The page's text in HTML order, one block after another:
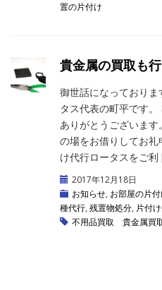
置の片付け
貴金属の買取も
御世話になっており
タス代表の町平です
ありがとうございま
の場をお借りしてお
け代行ロータスをご
2017年12月18日
お知らせ, お部屋の片付
種代行, 残置物処分, 片付
不用品買取
貴金属買